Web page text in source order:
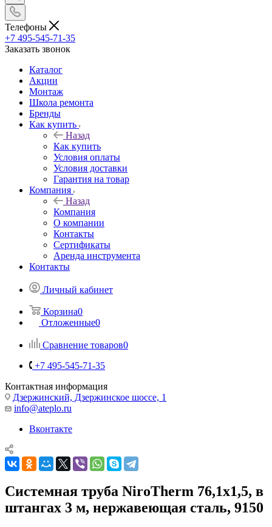
Телефоны
+7 495-545-71-35
Заказать звонок
Каталог
Акции
Монтаж
Школа ремонта
Бренды
Как купить
Назад
Как купить
Условия оплаты
Условия доставки
Гарантия на товар
Компания
Назад
Компания
О компании
Контакты
Сертификаты
Аренда инструмента
Контакты
Личный кабинет
Корзина0
Отложенные0
Сравнение товаров0
+7 495-545-71-35
Контактная информация
Дзержинский, Дзержинское шоссе, 1
info@ateplo.ru
Вконтакте
Системная труба NiroTherm 76,1x1,5, в
штангах 3 м, нержавеющая сталь, 9150